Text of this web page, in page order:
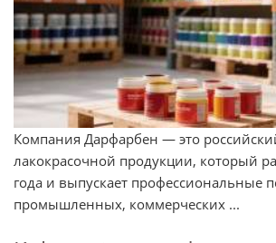
Компания Дарфарбен — это
лакокрасочной продукции, который
года и выпускает профессиональные
промышленных, коммерческих ...